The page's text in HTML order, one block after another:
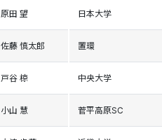
原田 望 日本大学
佐藤 慎太郎 置環
戸谷 椋 中央大学
小山 慧 菅平高原SC